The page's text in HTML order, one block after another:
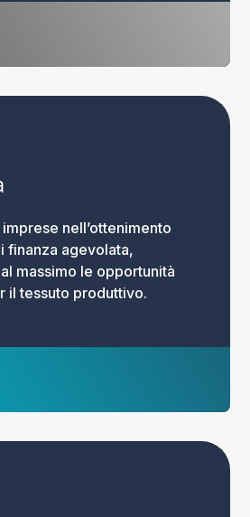
nell’ottenimento
finanza agevolata,
massimo le opportunità
il tessuto produttivo.